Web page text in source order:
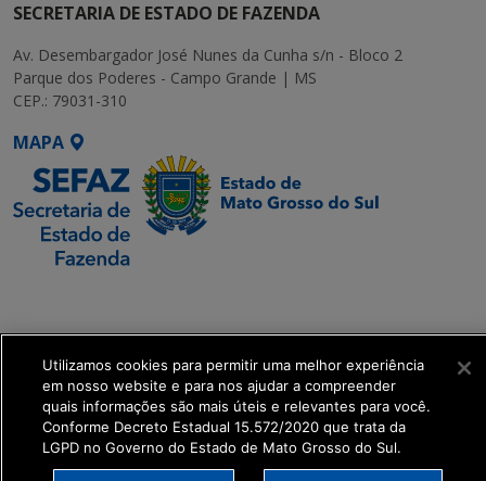
SECRETARIA DE ESTADO DE FAZENDA
Av. Desembargador José Nunes da Cunha s/n - Bloco 2
Parque dos Poderes - Campo Grande | MS
CEP.: 79031-310
MAPA
get_footer();
Utilizamos cookies para permitir uma melhor experiência
em nosso website e para nos ajudar a compreender
quais informações são mais úteis e relevantes para você.
Conforme Decreto Estadual 15.572/2020 que trata da
LGPD no Governo do Estado de Mato Grosso do Sul.